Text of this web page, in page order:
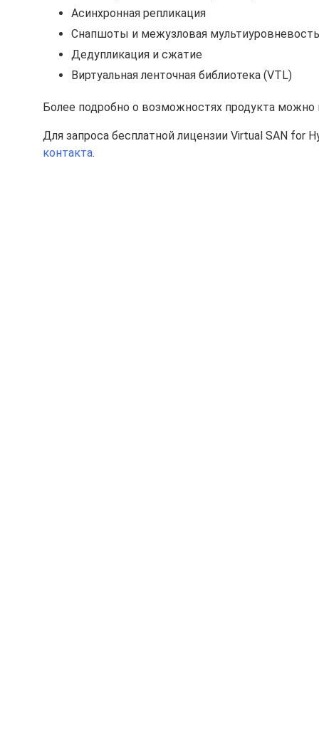
Асинхронная репликация
Снапшоты и межузловая
Дедупликация и сжатие
Виртуальная ленточная библиотека (VTL)
Более подробно о возможностях продукта можно
Для запроса бесплатной лицензии Virtual SAN for
контакта.